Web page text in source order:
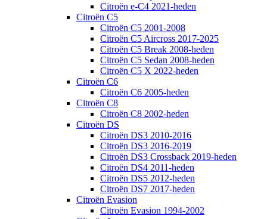
Citroën e-C4 2021-heden
Citroën C5
Citroën C5 2001-2008
Citroën C5 Aircross 2017-2025
Citroën C5 Break 2008-heden
Citroën C5 Sedan 2008-heden
Citroën C5 X 2022-heden
Citroën C6
Citroën C6 2005-heden
Citroën C8
Citroën C8 2002-heden
Citroën DS
Citroën DS3 2010-2016
Citroën DS3 2016-2019
Citroën DS3 Crossback 2019-heden
Citroën DS4 2011-heden
Citroën DS5 2012-heden
Citroën DS7 2017-heden
Citroën Evasion
Citroën Evasion 1994-2002